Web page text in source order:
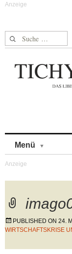
Suche nach:
Menü
PUBLISHED ON 24.
WIRTSCHAFTSKRISE